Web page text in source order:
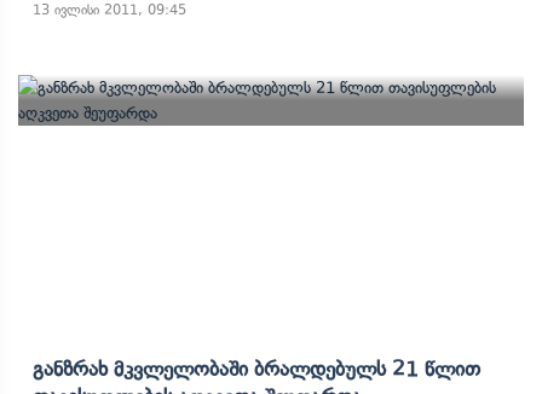
13 ივლისი 2011, 09:45
Განზრახ Მკვლელობაში Ბრალდებულს 21 Წლით